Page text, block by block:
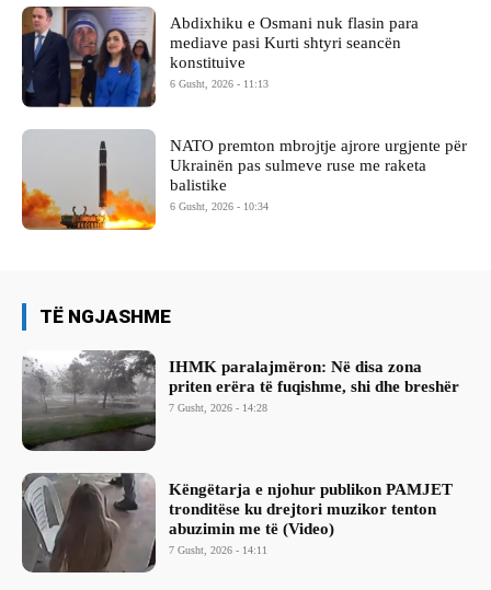
Abdixhiku e Osmani nuk flasin para
mediave pasi Kurti shtyri seancën
konstituive
6 Gusht, 2026 - 11:13
NATO premton mbrojtje ajrore urgjente për
Ukrainën pas sulmeve ruse me raketa
balistike
6 Gusht, 2026 - 10:34
TË NGJASHME
IHMK paralajmëron: Në disa zona
priten erëra të fuqishme, shi dhe breshër
7 Gusht, 2026 - 14:28
Këngëtarja e njohur publikon PAMJET
tronditëse ku drejtori muzikor tenton
abuzimin me të (Video)
7 Gusht, 2026 - 14:11